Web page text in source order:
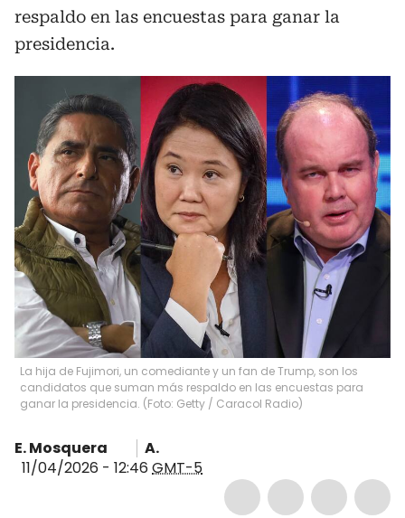
respaldo en las encuestas para ganar la
presidencia.
La hija de Fujimori, un comediante y un fan de Trump, son los
candidatos que suman más respaldo en las encuestas para
ganar la presidencia. (Foto: Getty / Caracol Radio)
E. Mosquera
A.
11/04/2026 - 12:46 GMT-5